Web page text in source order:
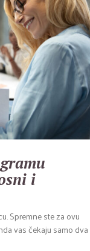
i
Spremne ste za ovu
vas čekaju samo dva